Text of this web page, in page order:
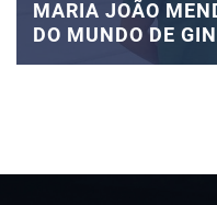
MARIA JOÃO
DO MUNDO DE